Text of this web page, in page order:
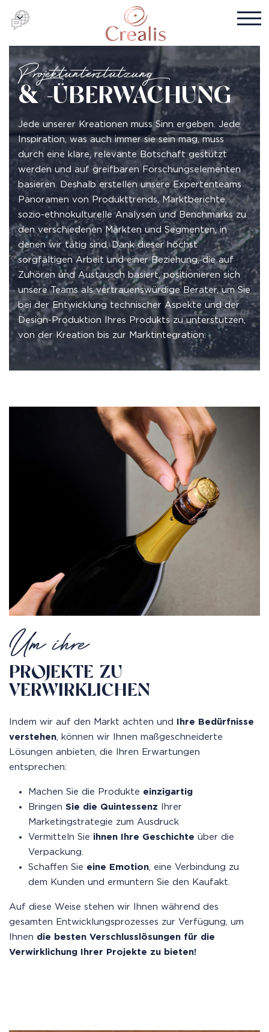
Projektunterstützung
& -ÜBERWACHUNG
Jede unserer Kreationen muss Sinn ergeben. Jede
Inspiration, was auch immer sie sein mag, muss
durch eine klare, relevante Botschaft gestützt
werden und auf greifbaren Forschungselementen
basieren. Deshalb erstellen unsere Expertenteams
Panoramen von Produkttrends, Marktberichte,
sozio-ethnokulturelle Analysen und Benchmarks zu
den verschiedenen Märkten und Segmenten, in
denen wir tätig sind. Dank dieser höchst
sorgfältigen Arbeit und einer Beziehung, die auf
Zuhören und Austausch basiert, positionieren sich
unsere Teams als vertrauenswürdige Berater, um Sie
bei der Entwicklung technischer Aspekte und der
Design-Produktion Ihres Produkts zu unterstützen,
von der Kreation bis zur Marktintegration.
Um ihre
PROJEKTE ZU
VERWIRKLICHEN
Indem wir auf den Markt achten und
Ihre Bedürfnisse
verstehen, können wir Ihnen maßgeschneiderte
Lösungen anbieten, die Ihren Erwartungen
entsprechen:
Machen Sie die Produkte einzigartig
Bringen Sie die Quintessenz Ihrer
Marketingstrategie zum Ausdruck
Vermitteln Sie ihnen Ihre Geschichte über die
Verpackung.
Schaffen Sie eine Emotion, eine Verbindung zu
dem Kunden und ermuntern Sie den Kaufakt.
Auf diese Weise stehen wir Ihnen während des
gesamten Entwicklungsprozesses zur Verfügung, um
Ihnen die besten Verschlusslösungen für die
Verwirklichung Ihrer Projekte zu bieten!